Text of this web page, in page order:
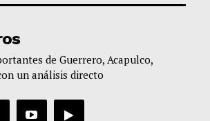
de Guerrero, Acapulco,
un análisis directo